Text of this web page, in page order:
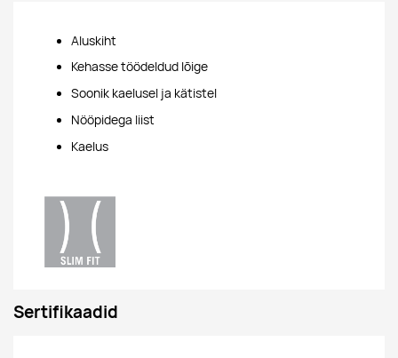
Aluskiht
Kehasse töödeldud lõige
Soonik kaelusel ja kätistel
Nööpidega liist
Kaelus
Sertifikaadid